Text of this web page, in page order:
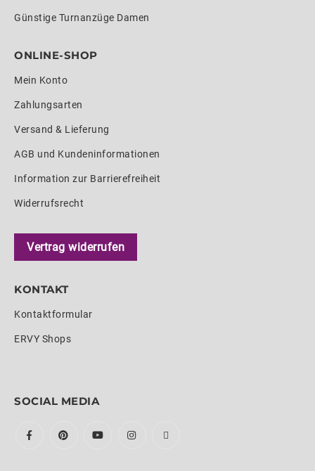
Günstige Turnanzüge Damen
ONLINE-SHOP
Mein Konto
Zahlungsarten
Versand & Lieferung
AGB und Kundeninformationen
Information zur Barrierefreiheit
Widerrufsrecht
Vertrag widerrufen
KONTAKT
Kontaktformular
ERVY Shops
SOCIAL MEDIA